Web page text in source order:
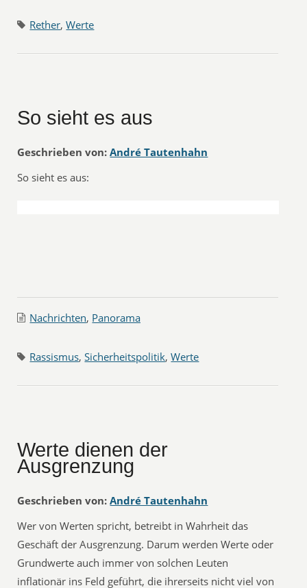
Rether,Werte
So sieht es aus
Geschrieben von: André Tautenhahn
So sieht es aus:
Nachrichten, Panorama
Rassismus,Sicherheitspolitik,Werte
Werte dienen der
Ausgrenzung
Geschrieben von: André Tautenhahn
Wer von Werten spricht, betreibt in Wahrheit das
Geschäft der Ausgrenzung. Darum werden Werte oder
Grundwerte auch immer von solchen Leuten
inflationär ins Feld geführt, die ihrerseits nicht viel von